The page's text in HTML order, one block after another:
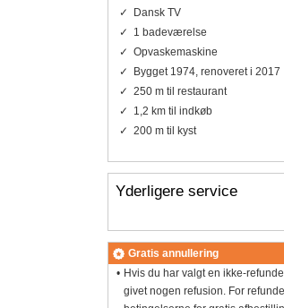
Dansk TV
1 badeværelse
Opvaskemaskine
Bygget 1974, renoveret i 2017
250 m til restaurant
1,2 km til indkøb
200 m til kyst
Yderligere service
Gratis annullering
Hvis du har valgt en ikke-
givet nogen refusion. For